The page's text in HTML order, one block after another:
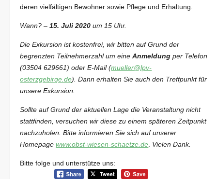
deren vielfältigen Bewohner sowie Pflege und Erhaltung.
Wann? –15. Juli 2020 um 15 Uhr.
Die Exkursion ist kostenfrei, wir bitten auf Grund der
begrenzten Teilnehmerzahl um eineAnmeldung per Telefon
(03504 629661) oder E-Mail (mueller@lpv-
osterzgebirge.de). Dann erhalten Sie auch den Treffpunkt für
unsere Exkursion.
Sollte auf Grund der aktuellen Lage die Veranstaltung nicht
stattfinden, versuchen wir diese zu einem späteren Zeitpunkt
nachzuholen. Bitte informieren Sie sich auf unserer
Homepagewww.obst-wiesen-schaetze.de Vielen Dank.
Bitte folge und unterstütze uns: